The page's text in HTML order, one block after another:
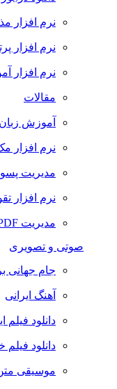
نرم افزار مذهبی
نرم افزار پرتابل
نرم افزار
مقالات
آموزش زبان
نرم افزار مک
مدیریت پسورد
نرم افزار تقویم
مدیریت PDF
صوتی و تصویری
جام جهانی برزیل 2014
آهنگ ایرانی
دانلود فیلم ایرانی
دانلود فیلم
موسیقی متن